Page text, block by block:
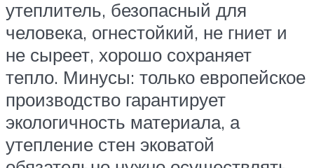
утеплитель, безопасный для
человека, огнестойкий, не гниет и
не сыреет, хорошо сохраняет
тепло. Минусы: только европейское
производство гарантирует
экологичность материала, а
утепление стен эковатой